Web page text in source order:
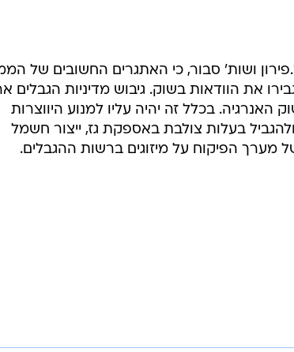
ושות' סבור, כי האתגרים החשובים של
את הוודאות בשוק. גיבוש מדיניות הגבלים
האנרגיה. בכלל זה יהיה עליו למנוע היווצרות
בעלות צולבת באספקת גז, ייצור חשמל
מערך הפיקוח על מיזוגים ברשות ההגבלים.